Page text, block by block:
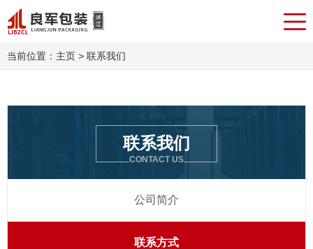
当前位置： 主页 > 联系我们
联系我们
CONTACT US
公司简介
联系方式